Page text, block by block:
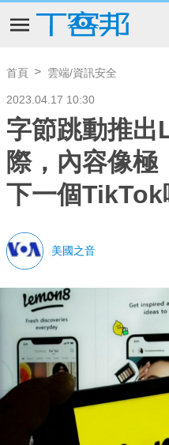
首頁 雲端/資訊安全
2023.04.17 10:30
字節跳動推出
際，內容像極
下一個TikTok
美國之音